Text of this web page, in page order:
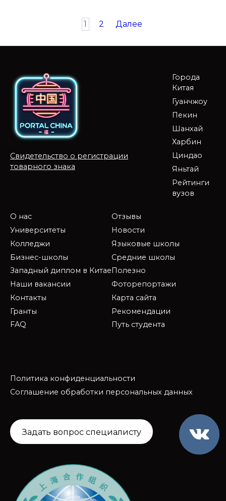
1 2 Далее
Свидетельство о регистрации
товарного знака
Города
Китая
Гуанчжоу
Пекин
Шанхай
Харбин
Циндао
Яньтай
Рейтинги
вузов
О нас
Университеты
Колледжи
Бизнес-школы
Западный диплом в Китае
Наши вакансии
Контакты
Гранты
FAQ
Отзывы
Новости
Языковые школы
Средние школы
Полезно
Фоторепортажи
Карта сайта
Рекомендации
Путь студента
Политика конфиденциальности
Соглашение обработки персональных данных
Задать вопрос специалисту